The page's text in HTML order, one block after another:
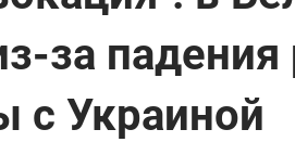
за
с Украиной